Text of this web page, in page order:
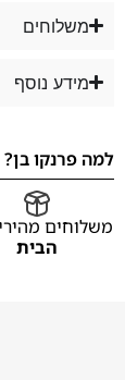
משלוחים
מידע נוסף
למה פרנקו בן?
משלוחים
הבית